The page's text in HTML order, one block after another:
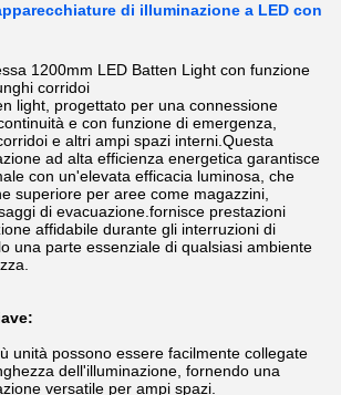
di illuminazione a LED con
1200mm LED Batten Light con funzione
corridoi
light, progettato per una connessione
e con funzione di emergenza,
e altri ampi spazi interni.Questa
ad alta efficienza energetica garantisce
con un'elevata efficacia luminosa, che
superiore per aree come magazzini,
di evacuazione.fornisce prestazioni
affidabile durante gli interruzioni di
una parte essenziale di qualsiasi ambiente
unità possono essere facilmente collegate
dell'illuminazione, fornendo una
versatile per ampi spazi.